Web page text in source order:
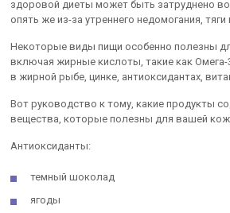
здоровой диеты может быть затруднено
опять же из-за утреннего недомогания,
Некоторые виды пищи особенно полезны
включая жирные кислоты, такие как
в жирной рыбе, цинке, антиоксидантах,
Вот руководство к тому, какие продукты
вещества, которые полезны для вашей
Антиоксиданты:
темный шоколад
ягоды